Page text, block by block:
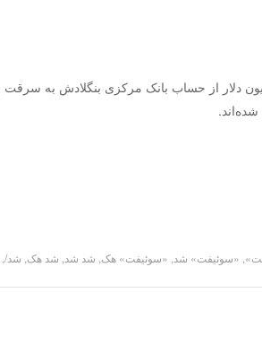
«سوئیفت» شد «سوئیفت» هک شد شد شد هک شد/,